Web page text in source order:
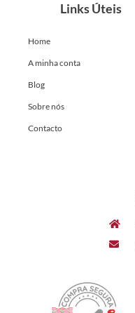
Links Úteis
Home
A minha conta
Blog
Sobre nós
Contacto